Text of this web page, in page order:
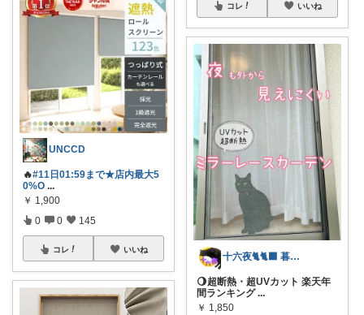
UNCCD
🔥#11日01:59まで★店内最大5
0%O ...
￥ 1,900
0 0 145
コレ いいね
コレ いいね
十六夜🐈🐈‍⬛ 暮らしのあれこれ
🌖超断熱・超UVカット 楽天年
間ランキング ...
￥ 1,850